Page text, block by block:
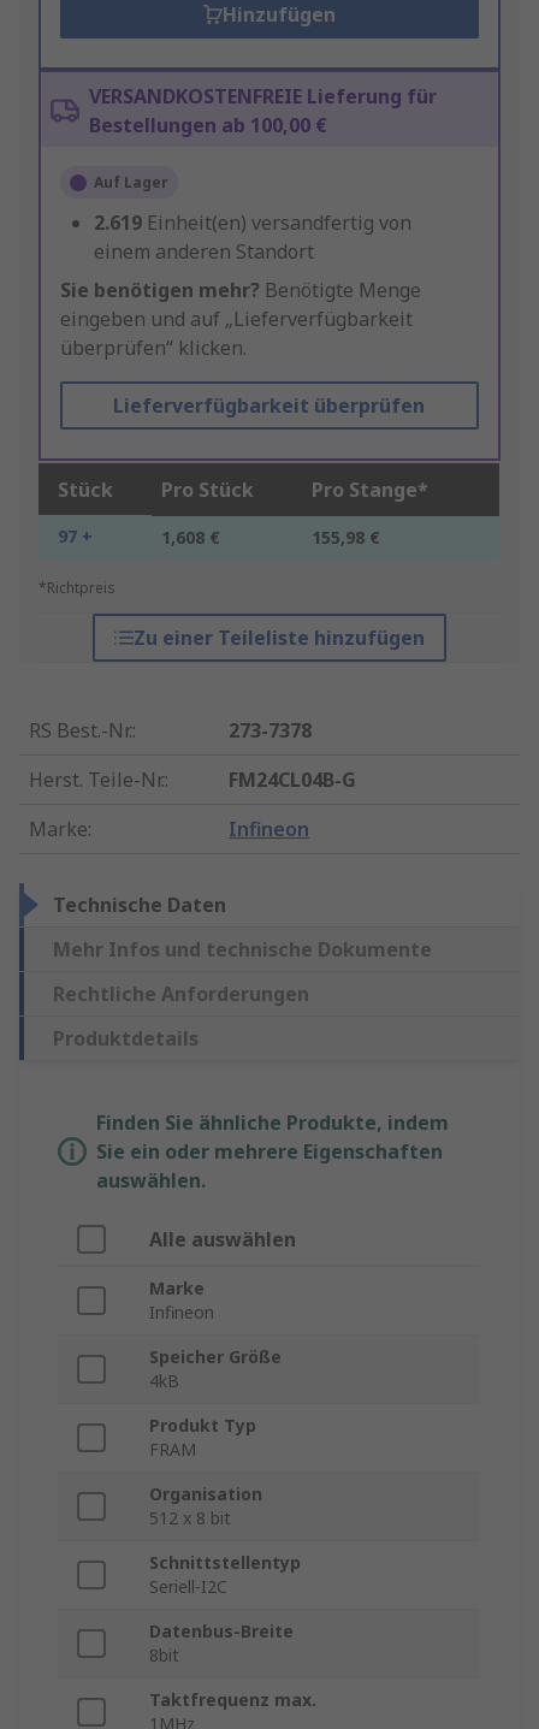
Hinzufügen
VERSANDKOSTENFREIE Lieferung für
Bestellungen ab 100,00 €
Auf Lager
2.619 Einheit(en) versandfertig von
einem anderen Standort
Sie benötigen mehr? Benötigte Menge
eingeben und auf „Lieferverfügbarkeit
überprüfen“ klicken.
Lieferverfügbarkeit überprüfen
Stück Pro Stück Pro Stange*
97 + 1,608 € 155,98 €
*Richtpreis
Zu einer Teileliste hinzufügen
RS Best.-Nr.:
273-7378
Herst. Teile-Nr.:
FM24CL04B-G
Marke: Infineon
Technische Daten
Mehr Infos und technische Dokumente
Rechtliche Anforderungen
Produktdetails
Finden Sie ähnliche Produkte, indem
Sie ein oder mehrere Eigenschaften
auswählen.
Alle auswählen
Marke
Infineon
Speicher Größe
4kB
Produkt Typ
FRAM
Organisation
512 x 8 bit
Schnittstellentyp
Seriell-I2C
Datenbus-Breite
8bit
Taktfrequenz max.
1MHz